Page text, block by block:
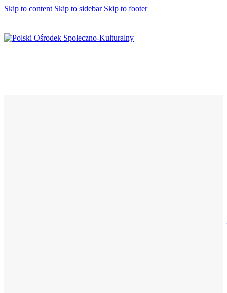
Skip to content Skip to sidebar Skip to footer